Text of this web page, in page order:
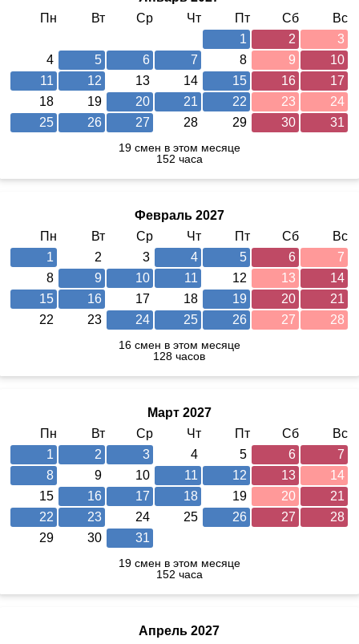
Пн
Вт Ср Чт Пт Сб
Вс
1
2
3
4
5 6 7 8 9
10
11
12 13 14 15 16
17
18
19 20 21 22 23
24
25
26 27 28 29 30 31
19 смен в этом месяце
152 часа
Февраль 2027
Пн
Вт Ср Чт Пт Сб
Вс
1
2 3 4 5 6
7
8
9 10 11 12 13
14
15
16 17 18 19 20
21
22
23 24 25 26 27 28
16 смен в этом месяце
128 часов
Март 2027
Пн
Вт Ср Чт Пт Сб
Вс
1
2 3 4 5 6
7
8
9 10 11 12 13
14
15
16 17 18 19 20
21
22
23 24 25 26 27
28
29
30 31
19 смен в этом месяце
152 часа
Апрель 2027